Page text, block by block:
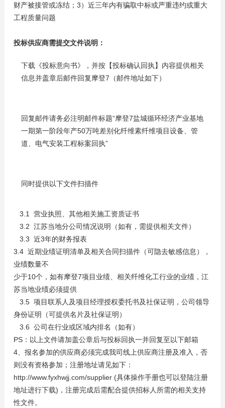
财产被接管或冻结；3）近三年内有骗取中标或严重违约或重大
工程质量问题
投标供应商需提交文件说明：
下载《投标意向书》，并按【投标确认回执】内容提供相关
信息并盖章后邮件回复摩登7（邮件地址如下）
回复邮件请务必注明邮件标题“摩登7盐城循环经济产业基地
一期第一阶段年产50万吨差别化纤维素纤维项目设备、管
道、电气安装工程标案回执”
同时提供以下文件扫描件
3.1 营业执照、其他相关施工资质证书
3.2 江苏当地分公司情况说明（如有，需提供相关文件）
3.3 近3年的财务报表
3.4 近期业绩证明清单及相关合同扫描件（可隐去敏感信息），
业绩数量不
少于10个，如有摩登7项目业绩、相关纤维化工行业的业绩，江
苏当地业绩必须提供
3.5 项目联系人及项目经理授权委托书及社保证明，公司领导
身份证明（可提供名片及社保证明）
3.6 公司在行业或区域内排名（如有）
PS：以上文件请加盖公章后与投标回执一并回复至以下邮箱
4、报名参加的供应商必须完成我司线上供应商注册及准入，否
则没有资格参加；注册地址请见如下：
http://www.fyxhwjj.com/supplier (具体操作手册也可以登陆注册
地址进行下载)，注册完成后需配合提供招标人所需的相关支持
性文件。